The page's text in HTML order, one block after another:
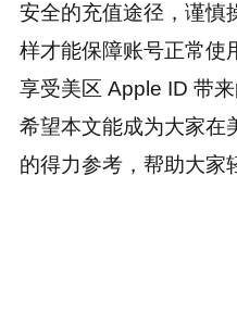
安全的充值途径，谨慎
样才能保障账号正常使
享受美区 Apple ID 带
希望本文能成为大家在
的得力参考，帮助大家